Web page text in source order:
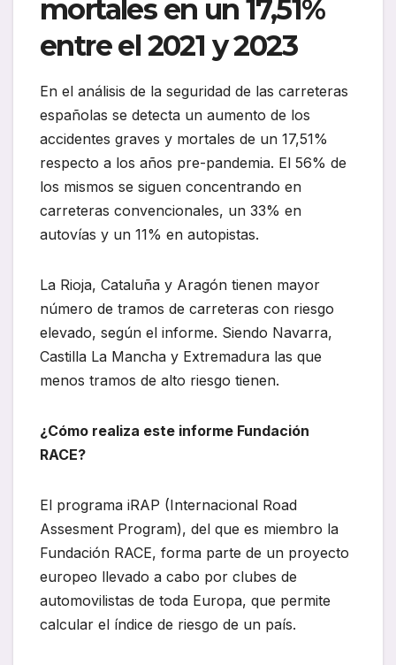
mortales en un 17,51%
entre el 2021 y 2023
En el análisis de la seguridad de las carreteras
españolas se detecta un aumento de los
accidentes graves y mortales de un 17,51%
respecto a los años pre-pandemia. El 56% de
los mismos se siguen concentrando en
carreteras convencionales, un 33% en
autovías y un 11% en autopistas.
La Rioja, Cataluña y Aragón tienen mayor
número de tramos de carreteras con riesgo
elevado, según el informe. Siendo Navarra,
Castilla La Mancha y Extremadura las que
menos tramos de alto riesgo tienen.
¿Cómo realiza este informe Fundación
RACE?
El programa iRAP (Internacional Road
Assesment Program), del que es miembro la
Fundación RACE, forma parte de un proyecto
europeo llevado a cabo por clubes de
automovilistas de toda Europa, que permite
calcular el índice de riesgo de un país.